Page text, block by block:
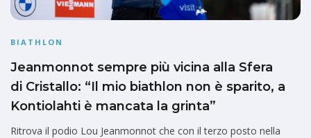
BIATHLON
Jeanmonnot sempre più vicina alla Sfera
di Cristallo: “Il mio biathlon non è sparito, a
Kontiolahti è mancata la grinta”
Ritrova il podio Lou Jeanmonnot che con il terzo posto nella